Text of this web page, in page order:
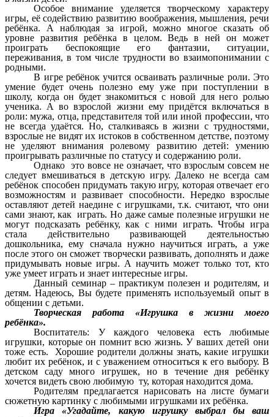
Особое внимание уделяется творческому характеру
игры, её содействию развитию воображения, мышления, речи
ребёнка. А наблюдая за игрой, можно многое сказать об
уровне развития ребёнка в целом. Ведь в ней он может
проиграть беспокоящие его фантазии, ситуации,
переживания, в том числе трудности во взаимопонимании с
родными.
В игре ребёнок учится осваивать различные роли. Это
умение будет очень полезно ему уже при поступлении в
школу, когда он будет знакомиться с новой для него ролью
ученика. А во взрослой жизни ему придётся включаться в
роли: мужа, отца, представителя той или иной профессии, что
не всегда удаётся. Но, сталкиваясь в жизни с трудностями,
взрослые не видят их истоков в собственном детстве, поэтому
не уделяют внимания ролевому развитию детей: умению
проигрывать различные по статусу и содержанию роли.
Однако это вовсе не означает, что взрослым совсем не
следует вмешиваться в детскую игру. Далеко не всегда сам
ребёнок способен придумать такую игру, которая отвечает его
возможностям и развивает способности. Нередко взрослые
оставляют детей наедине с игрушками, т.к. считают, что они
сами знают, как играть. Но даже самые полезные игрушки не
могут подсказать ребёнку, как с ними играть. Чтобы игра
стала действительно развивающей деятельностью
дошкольника, ему сначала нужно научиться играть, а уже
после этого он сможет творчески развивать, дополнять и даже
придумывать новые игры. А научить может только тот, кто
уже умеет играть и знает интересные игры.
Данный семинар – практикум полезен и родителям, и
детям. Надеюсь, Вы будете применять используемый опыт в
общении с детьми.
Творческая работа «Игрушка в жизни моего
ребёнка».
Воспитатель: У каждого человека есть любимые
игрушки, которые он помнит всю жизнь. У ваших детей они
тоже есть. Хорошие родители должны знать, какие игрушки
любит их ребёнок, и с уважением относиться к его выбору. В
детском саду много игрушек, но в течение дня ребёнку
хочется видеть свою любимую ту, которая находится дома.
Родителям предлагается нарисовать на листе бумаги
сюжетную картинку с любимыми игрушками их ребёнка.
Игра «Угадайте, какую игрушку выбрал бы ваш